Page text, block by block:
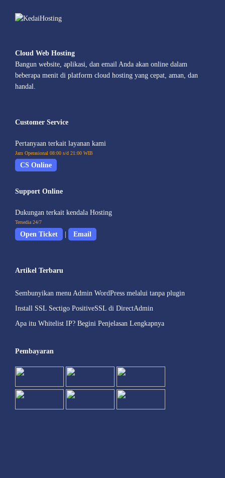
Cloud Web Hosting
Bangun website, aplikasi, dan email Anda akan online dalam
beberapa menit di platform cloud hosting yang cepat, aman, dan
handal.
Customer Service
Pertanyaan terkait layanan kami
Jam Operasional 08:00 s/d 21:00 WIB
CS Online
Support Online
Dukungan terkait kendala Hosting
Tersedia 24/7
Open Ticket Email
Artikel Terbaru
Sembunyikan menu Admin WordPress melalui tanpa plugin
Install SSL Sectigo PositiveSSL di DirectAdmin
Apa itu Whitelist IP? Begini Penjelasan Lengkapnya
Pembayaran